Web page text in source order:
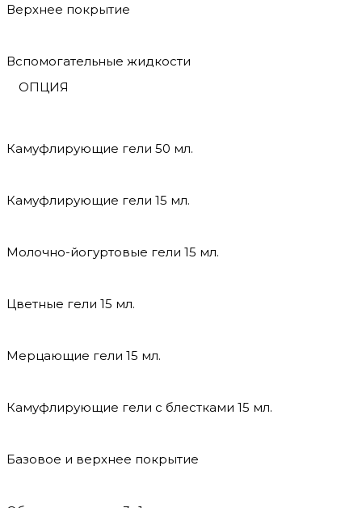
Верхнее покрытие
Вспомогательные жидкости
ОПЦИЯ
Камуфлирующие гели 50 мл.
Камуфлирующие гели 15 мл.
Молочно-йогуртовые гели 15 мл.
Цветные гели 15 мл.
Мерцающие гели 15 мл.
Камуфлирующие гели с блестками 15 мл.
Базовое и верхнее покрытие